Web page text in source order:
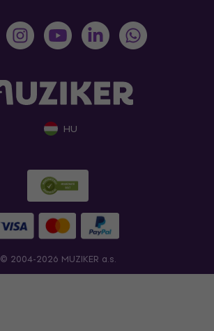
HU
© 2004-2026 MUZIKER a.s.